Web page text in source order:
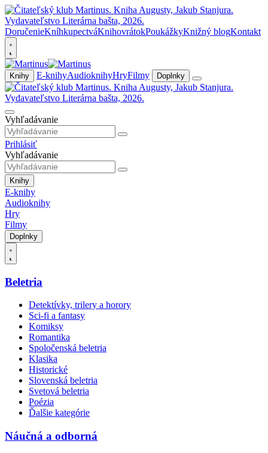
DoručenieKníhkupectváKnihovrátokPoukážkyKnižný blogKontakt
Knihy E-knihyAudioknihyHryFilmy Doplnky
Vyhľadávanie
Prihlásiť
Vyhľadávanie
Knihy
E-knihy
Audioknihy
Hry
Filmy
Doplnky
Beletria
Detektívky, trilery a horory
Sci-fi a fantasy
Komiksy
Romantika
Spoločenská beletria
Klasika
Historické
Slovenská beletria
Svetová beletria
Poézia
Ďalšie kategórie
Náučná a odborná